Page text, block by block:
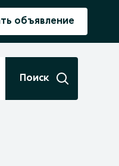
объявление
Поиск